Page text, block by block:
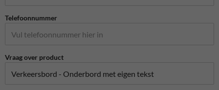
Telefoonnummer
Vraag over product